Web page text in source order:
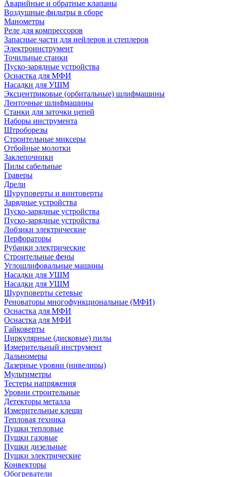
Аварийные и обратные клапаны
Воздушные фильтры в сборе
Манометры
Реле для компрессоров
Запасные части для нейлеров и степлеров
Электроинструмент
Точильные станки
Пуско-зарядные устройства
Оснастка для МФИ
Насадки для УШМ
Эксцентриковые (орбитальные) шлифмашины
Ленточные шлифмашины
Станки для заточки цепей
Наборы инструмента
Штроборезы
Строительные миксеры
Отбойные молотки
Заклепочники
Пилы сабельные
Граверы
Дрели
Шуруповерты и винтоверты
Зарядные устройства
Пуско-зарядные устройства
Пуско-зарядные устройства
Лобзики электрические
Перфораторы
Рубанки электрические
Строительные фены
Углошлифовальные машины
Насадки для УШМ
Насадки для УШМ
Шуруповерты сетевые
Реноваторы многофункциональные (МФИ)
Оснастка для МФИ
Оснастка для МФИ
Гайковерты
Циркулярные (дисковые) пилы
Измерительный инструмент
Дальномеры
Лазерные уровни (нивелиры)
Мультиметры
Тестеры напряжения
Уровни строительные
Детекторы металла
Измерительные клещи
Тепловая техника
Пушки тепловые
Пушки газовые
Пушки дизельные
Пушки электрические
Конвекторы
Обогреватели